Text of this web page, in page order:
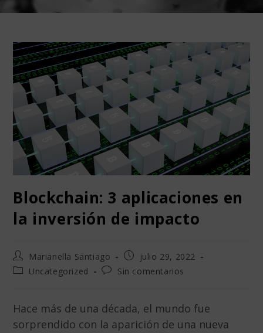
Blockchain: 3 aplicaciones en
la inversión de impacto
Marianella Santiago
julio 29, 2022
Uncategorized
Sin comentarios
Hace más de una década, el mundo fue
sorprendido con la aparición de una nueva